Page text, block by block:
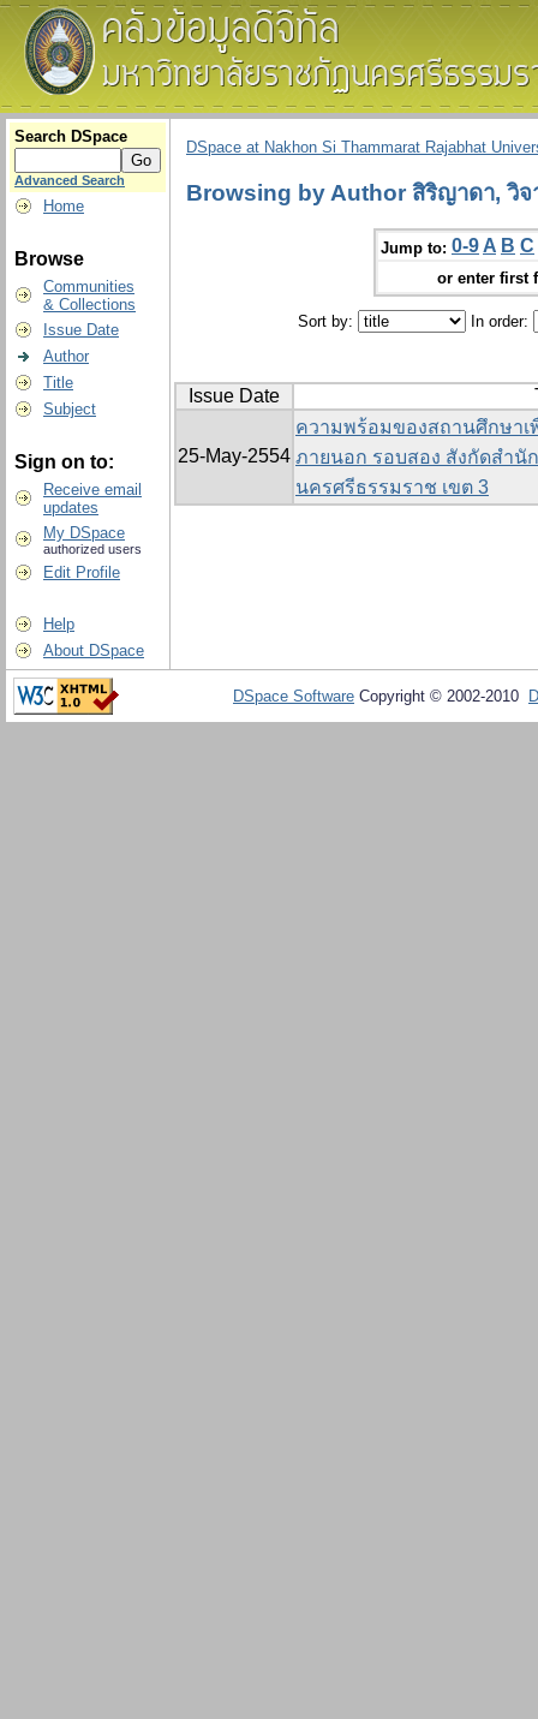
Search DSpace
Advanced Search
Home
Browse
Communities
& Collections
Issue Date
Author
Title
Subject
Sign on to:
Receive email
updates
My DSpace
authorized users
Edit Profile
Help
About DSpace
DSpace at Nakhon Si Thammarat Rajabhat
Browsing by Author สิริญาดา, วิ
Jump to: 0-9 A B C
or enter first
Sort by: In order:
Issue Date
25-May-2554
ความพร้อมของสถานศึกษา
ภายนอก รอบสอง สังกัดสำนั
นครศรีธรรมราช เขต 3
DSpace Software Copyright © 2002-2010